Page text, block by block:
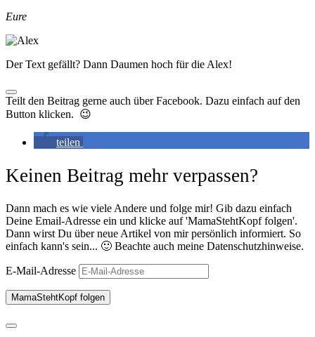
Eure
Der Text gefällt? Dann Daumen hoch für die Alex!
Teilt den Beitrag gerne auch über Facebook. Dazu einfach auf den
Button klicken. 😉
teilen
Keinen Beitrag mehr verpassen?
Dann mach es wie viele Andere und folge mir! Gib dazu einfach
Deine Email-Adresse ein und klicke auf 'MamaStehtKopf folgen'.
Dann wirst Du über neue Artikel von mir persönlich informiert. So
einfach kann's sein... 🙂 Beachte auch meine Datenschutzhinweise.
E-Mail-Adresse
MamaStehtKopf folgen